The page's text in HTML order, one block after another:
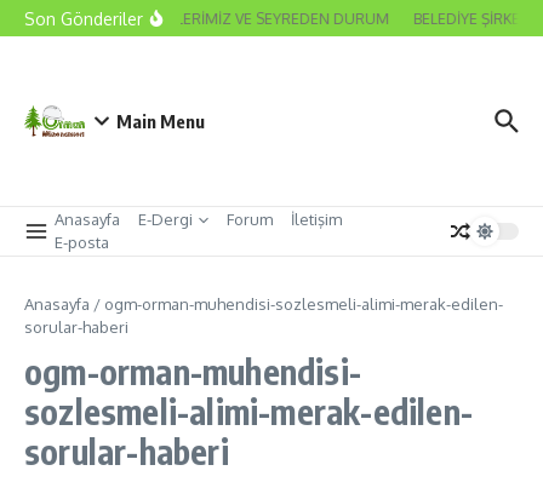
İçeriğe atla
Son Gönderiler
2026 ODA SEÇİMLERİMİZ VE SEYREDEN DURUM BELEDİYE ŞİRKET
Main Menu
Anasayfa E-Dergi Forum
İletişim
E-posta
Anasayfa / ogm-orman-muhendisi-sozlesmeli-alimi-merak-edilen-
sorular-haberi
ogm-orman-muhendisi-
sozlesmeli-alimi-merak-edilen-
sorular-haberi